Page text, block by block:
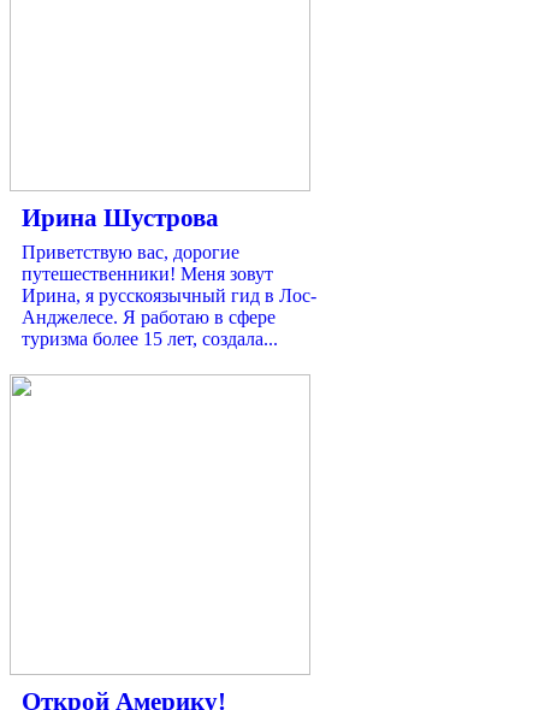
Ирина Шустрова
Приветствую вас, дорогие
путешественники! Меня зовут
Ирина, я русскоязычный гид в Лос-
Анджелесе. Я работаю в сфере
туризма более 15 лет, создала...
Открой Америку!